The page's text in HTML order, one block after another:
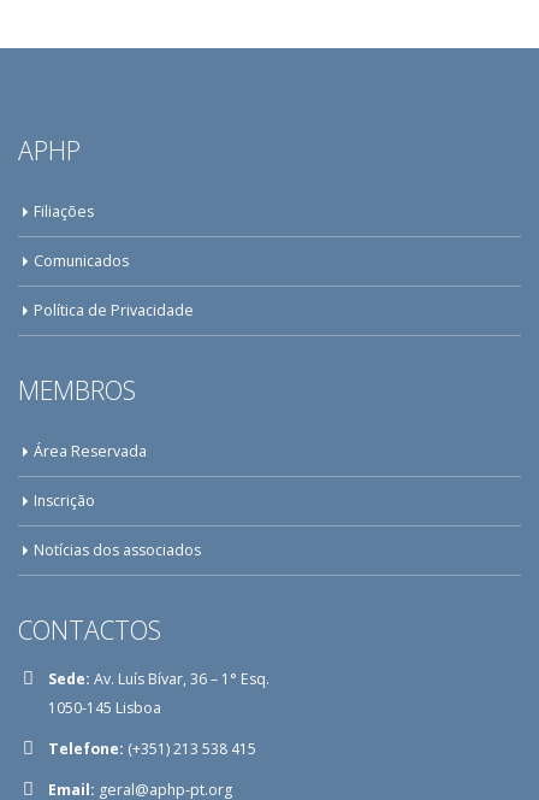
APHP
Filiações
Comunicados
Política de Privacidade
MEMBROS
Área Reservada
Inscrição
Notícias dos associados
CONTACTOS
Sede: Av. Luís Bívar, 36 – 1° Esq.
1050-145 Lisboa
Telefone: (+351) 213 538 415
Email: geral@aphp-pt.org